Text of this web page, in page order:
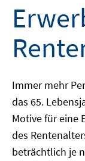
Immer mehr
das 65.
Motive für eine
des
beträchtlich je